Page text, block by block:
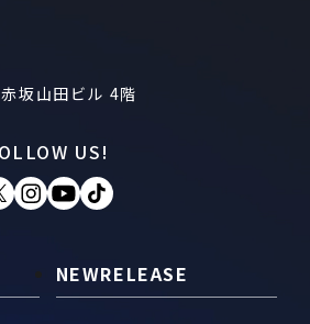
せ
坂山田ビル 4階
US!
NEWRELEASE